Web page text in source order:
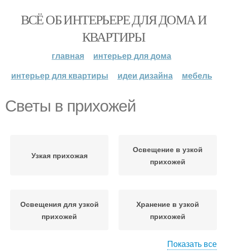
ВСЁ ОБ ИНТЕРЬЕРЕ ДЛЯ ДОМА И
КВАРТИРЫ
главная
интерьер для дома
интерьер для квартиры
идеи дизайна мебель
Светы в прихожей
Узкая прихожая
Освещение в узкой
прихожей
Освещения для узкой
прихожей
Хранение в узкой
прихожей
Показать все